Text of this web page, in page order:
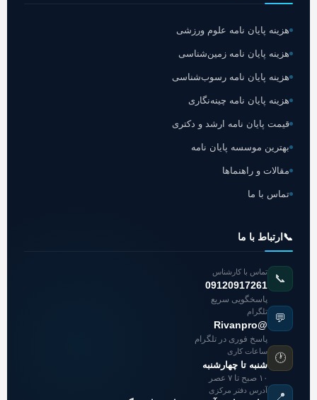
هزینه پایان نامه علوم ورزشی
هزینه پایان نامه زمین‌شناسی
هزینه پایان نامه رسوب‌شناسی
هزینه پایان نامه چینه‌نگاری
قیمت پایان نامه ارشد و دکتری
بهترین موسسه پایان نامه
مقالات و راهنماها
تماس با ما
📞 ارتباط با ما
📞
تماس با کارشناس
09120917261
پاسخگویی سریع
💬
تلگرام
@Rivanpro
پاسخ فوری در تلگرام
🕐
ساعات کاری
شنبه تا چهارشنبه
۱۰ صبح تا ۷ عصر
📍
آدرس دفتر مرکزی